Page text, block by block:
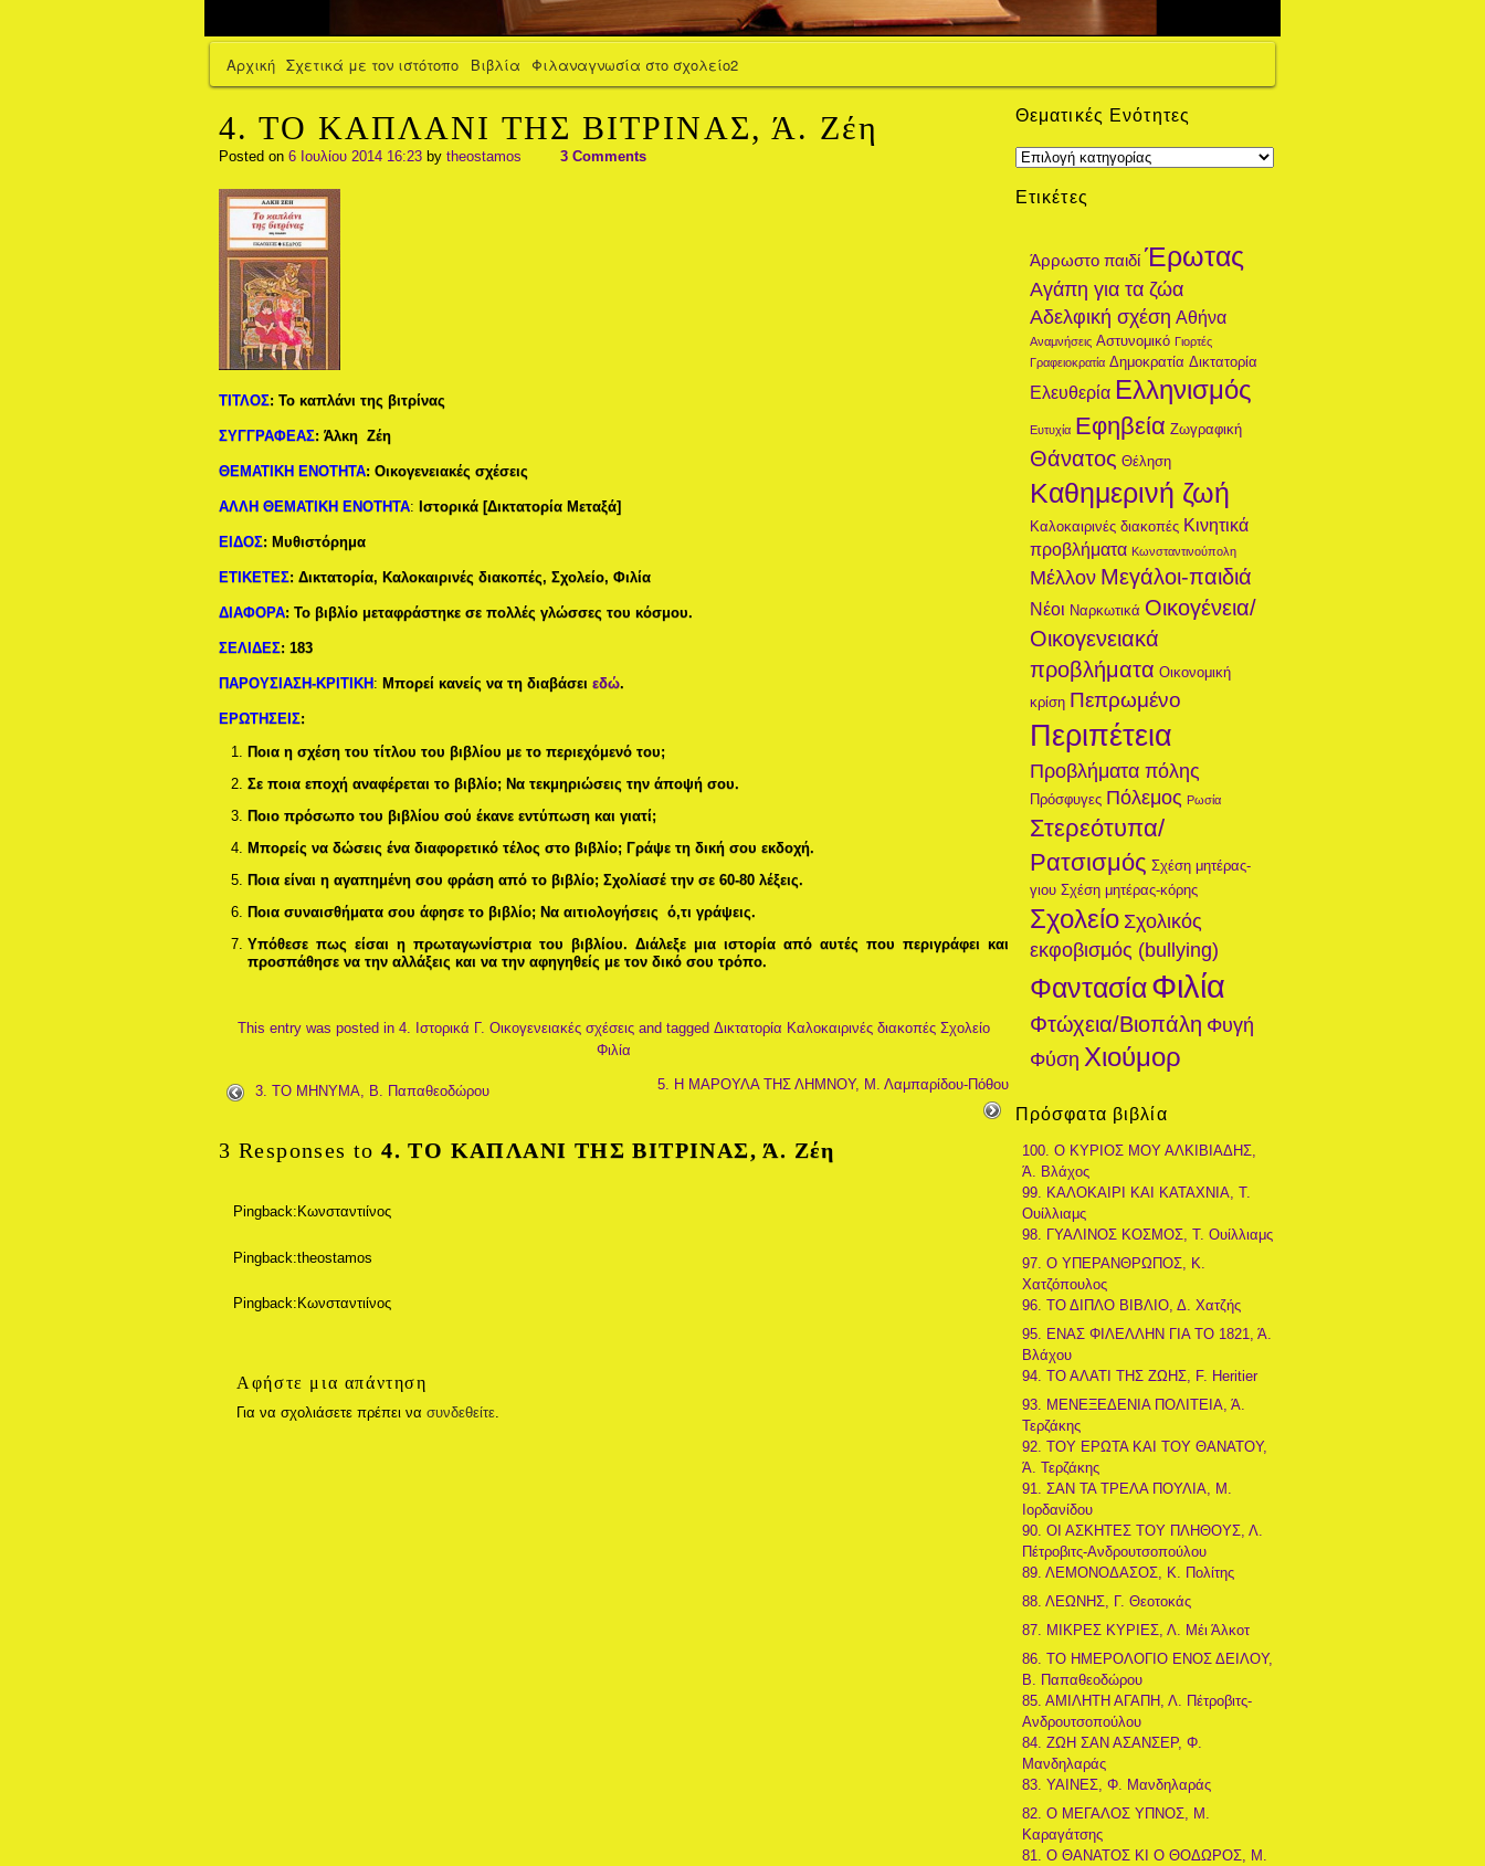
Αρχική Σχετικά με τον ιστότοπο Βιβλία Φιλαναγνωσία στο σχολείο2
4. ΤΟ ΚΑΠΛΑΝΙ ΤΗΣ ΒΙΤΡΙΝΑΣ, Ά. Ζέη
Posted on 6 Ιουλίου 2014 16:23 by theostamos 3 Comments
ΤΙΤΛΟΣ:Το καπλάνι της βιτρίνας
ΣΥΓΓΡΑΦΕΑΣ: Άλκη Ζέη
ΘΕΜΑΤΙΚΗ ΕΝΟΤΗΤΑ:Οικογενειακές σχέσεις
ΑΛΛΗ ΘΕΜΑΤΙΚΗ ΕΝΟΤΗΤΑ: Ιστορικά [Δικτατορία Μεταξά]
ΕΙΔΟΣ: Μυθιστόρημα
ΕΤΙΚΕΤΕΣ:Δικτατορία, Καλοκαιρινές διακοπές, Σχολείο, Φιλία
ΔΙΑΦΟΡΑ:Το βιβλίο μεταφράστηκε σε πολλές γλώσσες του κόσμου.
ΣΕΛΙΔΕΣ:183
ΠΑΡΟΥΣΙΑΣΗ-ΚΡΙΤΙΚΗ : Μπορεί κανείς να τη διαβάσειεδώ.
ΕΡΩΤΗΣΕΙΣ:
Ποια η σχέση του τίτλου του βιβλίου με το περιεχόμενό του;
Σε ποια εποχή αναφέρεται το βιβλίο; Να τεκμηριώσεις την άποψή σου.
Ποιο πρόσωπο του βιβλίου σού έκανε εντύπωση και γιατί;
Μπορείς να δώσεις ένα διαφορετικό τέλος στο βιβλίο; Γράψε τη δική σου εκδοχή.
Ποια είναι η αγαπημένη σου φράση από το βιβλίο; Σχολίασέ την σε 60-80 λέξεις.
Ποια συναισθήματα σου άφησε το βιβλίο; Να αιτιολογήσεις ό,τι γράψεις.
Υπόθεσε πως είσαι η πρωταγωνίστρια του βιβλίου. Διάλεξε μια ιστορία από αυτές που περιγράφει και
προσπάθησε να την αλλάξεις και να την αφηγηθείς με τον δικό σου τρόπο.
This entry was posted in 4. Ιστορικά Γ. Οικογενειακές σχέσεις and tagged Δικτατορία Καλοκαιρινές διακοπές Σχολείο
Φιλία
3. ΤΟ ΜΗΝΥΜΑ, Β. Παπαθεοδώρου 5. Η ΜΑΡΟΥΛΑ ΤΗΣ ΛΗΜΝΟΥ, Μ. Λαμπαρίδου-Πόθου
3 Responses to4. ΤΟ ΚΑΠΛΑΝΙ ΤΗΣ ΒΙΤΡΙΝΑΣ, Ά. Ζέη
Pingback:Κωνσταντιίνος
Pingback:theostamos
Pingback:Κωνσταντιίνος
Αφήστε μια απάντηση
Για να σχολιάσετε πρέπει νασυνδεθείτε
Θεματικές Ενότητες
Θεματικές
Ενότητες
Ετικέτες
Άρρωστο παιδί Έρωτας
Αγάπη για τα ζώα
Αδελφική σχέση Αθήνα
Αναμνήσεις Αστυνομικό Γιορτές
Γραφειοκρατία Δημοκρατία Δικτατορία
Ελευθερία Ελληνισμός
Ευτυχία Εφηβεία Ζωγραφική
Θάνατος Θέληση
Καθημερινή ζωή
Καλοκαιρινές διακοπές Κινητικά
προβλήματα Κωνσταντινούπολη
Μέλλον Μεγάλοι-παιδιά
Νέοι Ναρκωτικά Οικογένεια/
Οικογενειακά
προβλήματα Οικονομική
κρίση Πεπρωμένο
Περιπέτεια
Προβλήματα πόλης
Πρόσφυγες Πόλεμος Ρωσία
Στερεότυπα/
Ρατσισμός Σχέση μητέρας-
γιου Σχέση μητέρας-κόρης
Σχολείο Σχολικός
εκφοβισμός (bullying)
ΦαντασίαΦιλία
Φτώχεια/Βιοπάλη Φυγή
Φύση Χιούμορ
Πρόσφατα βιβλία
100. Ο ΚΥΡΙΟΣ ΜΟΥ ΑΛΚΙΒΙΑΔΗΣ,
Ά. Βλάχος
99. ΚΑΛΟΚΑΙΡΙ ΚΑΙ ΚΑΤΑΧΝΙΑ, Τ.
Ουίλλιαμς
98. ΓΥΑΛΙΝΟΣ ΚΟΣΜΟΣ, Τ. Ουίλλιαμς
97. Ο ΥΠΕΡΑΝΘΡΩΠΟΣ, Κ.
Χατζόπουλος
96. ΤΟ ΔΙΠΛΟ ΒΙΒΛΙΟ, Δ. Χατζής
95. ΕΝΑΣ ΦΙΛΕΛΛΗΝ ΓΙΑ ΤΟ 1821, Ά.
Βλάχου
94. ΤΟ ΑΛΑΤΙ ΤΗΣ ΖΩΗΣ, F. Heritier
93. ΜΕΝΕΞΕΔΕΝΙΑ ΠΟΛΙΤΕΙΑ, Ά.
Τερζάκης
92. ΤΟΥ ΕΡΩΤΑ ΚΑΙ ΤΟΥ ΘΑΝΑΤΟΥ,
Ά. Τερζάκης
91. ΣΑΝ ΤΑ ΤΡΕΛΑ ΠΟΥΛΙΑ, Μ.
Ιορδανίδου
90. ΟΙ ΑΣΚΗΤΕΣ ΤΟΥ ΠΛΗΘΟΥΣ, Λ.
Πέτροβιτς-Ανδρουτσοπούλου
89. ΛΕΜΟΝΟΔΑΣΟΣ, Κ. Πολίτης
88. ΛΕΩΝΗΣ, Γ. Θεοτοκάς
87. ΜΙΚΡΕΣ ΚΥΡΙΕΣ, Λ. Μέι Άλκοτ
86. ΤΟ ΗΜΕΡΟΛΟΓΙΟ ΕΝΟΣ ΔΕΙΛΟΥ,
Β. Παπαθεοδώρου
85. ΑΜΙΛΗΤΗ ΑΓΑΠΗ, Λ. Πέτροβιτς-
Ανδρουτσοπούλου
84. ΖΩΗ ΣΑΝ ΑΣΑΝΣΕΡ, Φ.
Μανδηλαράς
83. ΥΑΙΝΕΣ, Φ. Μανδηλαράς
82. Ο ΜΕΓΑΛΟΣ ΥΠΝΟΣ, Μ.
Καραγάτσης
81. Ο ΘΑΝΑΤΟΣ ΚΙ Ο ΘΟΔΩΡΟΣ, Μ.